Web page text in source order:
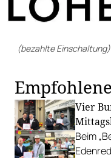
(bezahlte Einschaltung)
Vier
im
Beim